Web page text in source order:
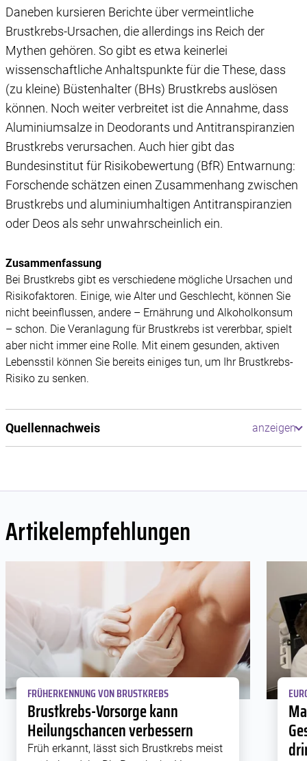
Daneben kursieren Berichte über vermeintliche
Brustkrebs-Ursachen, die allerdings ins Reich der
Mythen gehören. So gibt es etwa keinerlei
wissenschaftliche Anhaltspunkte für die These, dass
(zu kleine) Büstenhalter (BHs) Brustkrebs auslösen
können. Noch weiter verbreitet ist die Annahme, dass
Aluminiumsalze in Deodorants und Antitranspiranzien
Brustkrebs verursachen. Auch hier gibt das
Bundesinstitut für Risikobewertung (BfR) Entwarnung:
Forschende schätzen einen Zusammenhang zwischen
Brustkrebs und aluminiumhaltigen Antitranspiranzien
oder Deos als sehr unwahrscheinlich ein.
Zusammenfassung
Bei Brustkrebs gibt es verschiedene mögliche Ursachen und
Risikofaktoren. Einige, wie Alter und Geschlecht, können Sie
nicht beeinflussen, andere – Ernährung und Alkoholkonsum
– schon. Die Veranlagung für Brustkrebs ist vererbbar, spielt
aber nicht immer eine Rolle. Mit einem gesunden, aktiven
Lebensstil können Sie bereits einiges tun, um Ihr Brustkrebs-
Risiko zu senken.
Quellennachweis
Artikelempfehlungen
FRÜHERKENNUNG VON BRUSTKREBS
Brustkrebs-Vorsorge kann
Heilungschancen verbessern
Früh erkannt, lässt sich Brustkrebs meist